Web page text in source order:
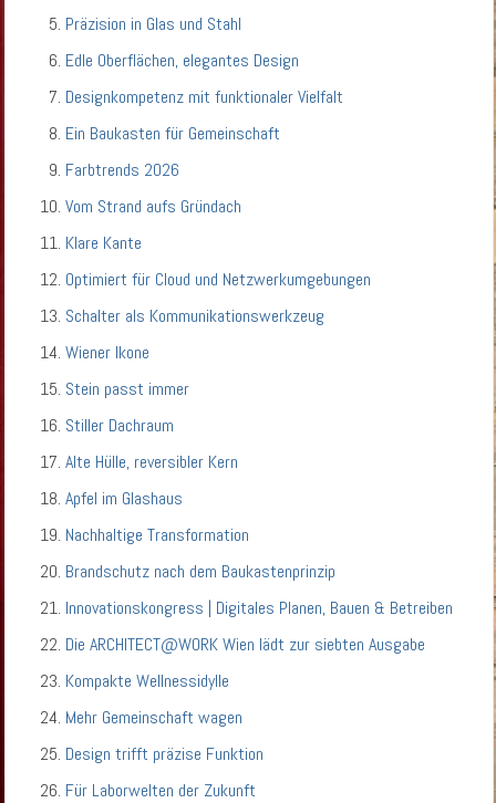
Präzision in Glas und Stahl
Edle Oberflächen, elegantes Design
Designkompetenz mit funktionaler Vielfalt
Ein Baukasten für Gemeinschaft
Farbtrends 2026
Vom Strand aufs Gründach
Klare Kante
Optimiert für Cloud und Netzwerkumgebungen
Schalter als Kommunikationswerkzeug
Wiener Ikone
Stein passt immer
Stiller Dachraum
Alte Hülle, reversibler Kern
Apfel im Glashaus
Nachhaltige Transformation
Brandschutz nach dem Baukastenprinzip
Innovationskongress | Digitales Planen, Bauen & Betreiben
Die ARCHITECT@WORK Wien lädt zur siebten Ausgabe
Kompakte Wellnessidylle
Mehr Gemeinschaft wagen
Design trifft präzise Funktion
Für Laborwelten der Zukunft